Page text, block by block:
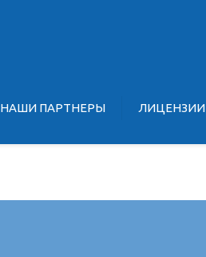
НАШИ ПАРТНЕРЫ ЛИЦЕНЗИИ